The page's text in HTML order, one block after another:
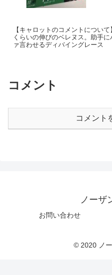
【キャロットのコメントについ
くらいの伸びのベレヌス。助手に
ァ言わせるディバイングレース
コメント
コメント
ノーザ
お問い合わせ
© 2020 ノー